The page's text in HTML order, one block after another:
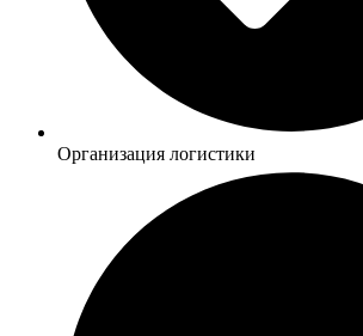
Организация логистики